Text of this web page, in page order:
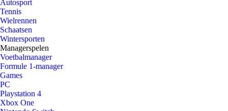
Autosport
Tennis
Wielrennen
Schaatsen
Wintersporten
Managerspelen
Voetbalmanager
Formule 1-manager
Games
PC
Playstation 4
Xbox One